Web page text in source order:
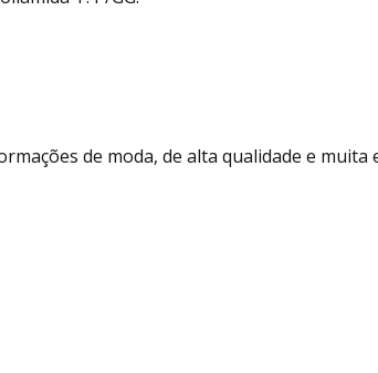
de moda, de alta qualidade e muita